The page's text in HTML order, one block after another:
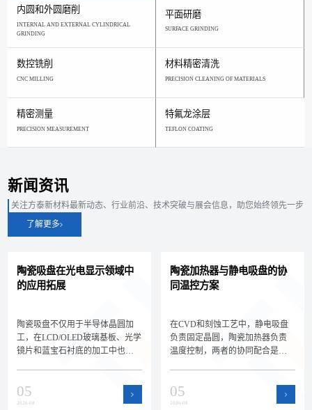
内圆和外圆磨削
INTERNAL AND EXTERNAL CYLINDRICAL
GRINDING
平面研磨
SURFACE GRINDING
数控铣削
CNC MILLING
材料精密清洗
PRECISION CLEANING OF MATERIALS
精密测量
PRECISION MEASUREMENT
特氟龙涂层
TEFLON COATING
新闻资讯
关注方泰新材料最新动态、行业前沿、技术突破与展会信息，助您始终领先一步
了解更多
陶瓷吸盘在光电显示领域中
的应用拓展
陶瓷吸盘不仅用于半导体晶圆加
工，在LCD/OLED玻璃基板、光学
镜片和蓝宝石衬底的加工中也扮
域的新应用场景和选型差异，拓
展核心产品的应用边界。
05
2026-08
陶瓷加热器与静电吸盘的协
同温控方案
在CVD和刻蚀工艺中，静电吸盘
负责固定晶圆，陶瓷加热器负责
温度控制，两者的协同配合是实
瓷加热器的集成方案和选型要
点，帮助设备工程师设计高效的
05
2026-08